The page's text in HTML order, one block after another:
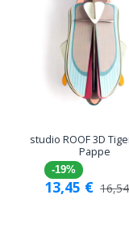
studio ROOF 3D
Pappe
-19%
13,45 € 16,54